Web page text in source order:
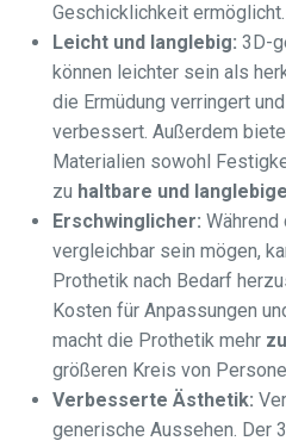
Geschicklichkeit ermöglicht.
Leicht und langlebig: 3D-
können leichter sein als
die Ermüdung verringert
verbessert. Außerdem
Materialien sowohl
zu haltbare und
Erschwinglicher:
vergleichbar sein mögen,
Prothetik nach Bedarf
Kosten für Anpassungen
macht die Prothetik mehr
größeren Kreis von
Verbesserte Ästhetik:
generische Aussehen. Der